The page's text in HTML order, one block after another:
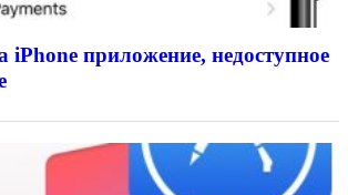
iPhone приложение, недоступное